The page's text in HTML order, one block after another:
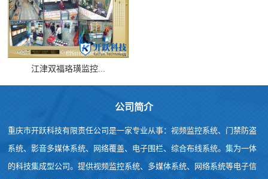
江津双福珞璜监控...
公司简介
重庆市开跃科技有限责任公司是一家专业从事：视频监控系统、门禁防盗
系统、影音多媒体系统、网络覆盖、电子围栏、综合布线系统。集为一体
的科技集成型公司。提供视频监控系统、多媒体系统、网络系统等电子信